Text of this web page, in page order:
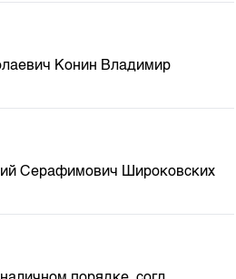
Конин Владимир
Серафимович Широковских